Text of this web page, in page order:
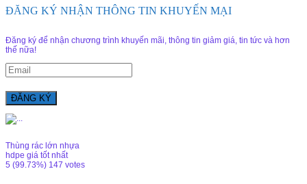
ĐĂNG KÝ NHẬN THÔNG TIN KHUYẾN MẠI
Đăng ký để nhận chương trình khuyến mãi, thông tin giảm giá, tin tức và hơn
thế nữa!
Thùng rác lớn nhựa
hdpe giá tốt nhất
5 (99.73%) 147 votes